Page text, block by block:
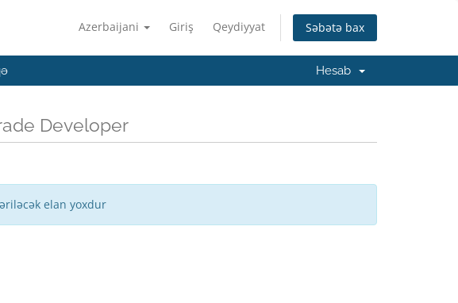
Azerbaijani Giriş Qeydiyyat Səbətə bax
Hesab
Developer
elan yoxdur